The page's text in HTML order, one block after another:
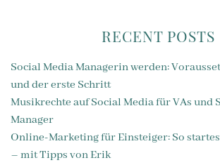
RECENT POSTS
Social Media Managerin werden:
und der erste Schritt
Musikrechte auf Social Media für VAs und
Manager
Online-Marketing für Einsteiger: So
– mit Tipps von Erik